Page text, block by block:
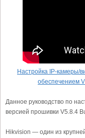
Настройка IP-камеры/
обеспечением
Данное руководство по
версией прошивки V5.8.4
Hikvision — один из